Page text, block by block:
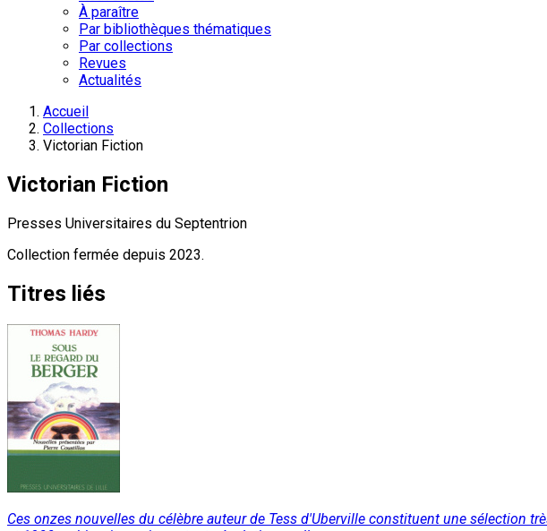
À paraître
Par bibliothèques thématiques
Par collections
Revues
Actualités
Accueil
Collections
Victorian Fiction
Victorian Fiction
Presses Universitaires du Septentrion
Collection fermée depuis 2023.
Titres liés
Ces onzes nouvelles du célèbre auteur de Tess d'Uberville constituent une sélection